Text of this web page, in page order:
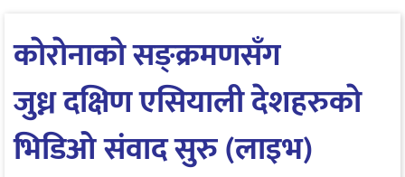
काेराेनाकाे सङ्क्रमणसँग
जुध्न दक्षिण एसियाली देशहरुकाे
भिडिओ संवाद सुरु (लाइभ)